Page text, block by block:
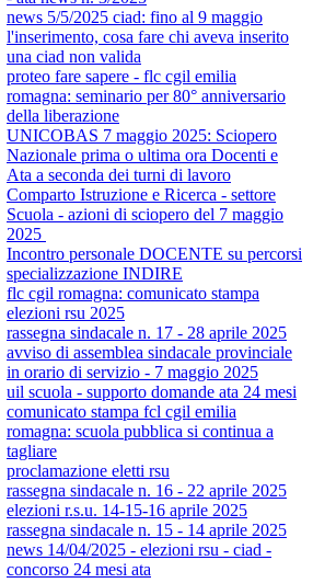
news 5/5/2025 ciad: fino al 9 maggio
l'inserimento, cosa fare chi aveva inserito
una ciad non valida
proteo fare sapere - flc cgil emilia
romagna: seminario per 80° anniversario
della liberazione
UNICOBAS 7 maggio 2025: Sciopero
Nazionale prima o ultima ora Docenti e
Ata a seconda dei turni di lavoro
Comparto Istruzione e Ricerca - settore
Scuola - azioni di sciopero del 7 maggio
2025
Incontro personale DOCENTE su percorsi
specializzazione INDIRE
flc cgil romagna: comunicato stampa
elezioni rsu 2025
rassegna sindacale n. 17 - 28 aprile 2025
avviso di assemblea sindacale provinciale
in orario di servizio - 7 maggio 2025
uil scuola - supporto domande ata 24 mesi
comunicato stampa fcl cgil emilia
romagna: scuola pubblica si continua a
tagliare
proclamazione eletti rsu
rassegna sindacale n. 16 - 22 aprile 2025
elezioni r.s.u. 14-15-16 aprile 2025
rassegna sindacale n. 15 - 14 aprile 2025
news 14/04/2025 - elezioni rsu - ciad -
concorso 24 mesi ata